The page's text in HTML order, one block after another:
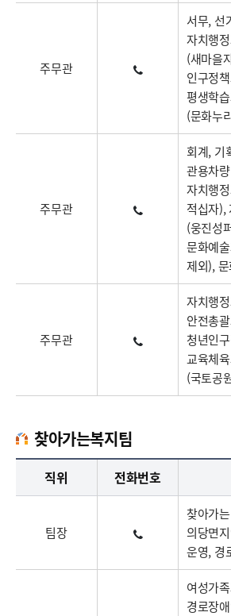
주무관
서무, 선
자치행
(새마을
인구정
평생학
(문화누
주무관
회계, 기
관용차
자치행
적십자),
(웅진성
문화예
제외),
주무관
자치행
안전총
청년인
교육체
(국토공
찾아가는복지팀
찾아가는복지팀업무담당자의 정보로 직급, 전화번호, 담당업무를 안내하고 있습니다
직위 전화번호
팀장
찾아가
의당면
운영, 경
여성가
경로장